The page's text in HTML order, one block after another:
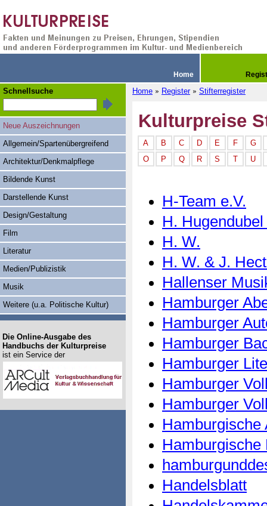
Home
Home » Register » Stifterregister
Kulturpreise
A B C D E F
G
O
P Q R S T U
H-Team e.V.
H.
H. W.
H. W. & J.
Hallenser
Hamburger
Hamburger
Hamburger
Hamburger
Hamburger
Hamburger
Hamburgische
Hamburgische
Handelsblatt
Schnellsuche
Neue Auszeichnungen
Allgemein/Spartenübergreifend
Architektur/Denkmalpflege
Bildende Kunst
Darstellende Kunst
Design/Gestaltung
Film
Literatur
Medien/Publizistik
Musik
Weitere (u.a. Politische Kultur)
Die Online-Ausgabe des
Handbuchs der Kulturpreise
ist ein Service der